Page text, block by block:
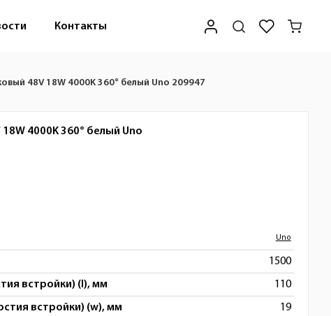
Контакты
48V 18W 4000K 360° белый Uno 209947
4000K 360° белый Uno
Uno
1500
встройки) (l), мм 110
встройки) (w), мм 19